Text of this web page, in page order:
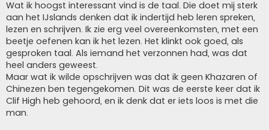
Wat ik hoogst interessant vind is de taal. Die doet mij sterk
aan het IJslands denken dat ik indertijd heb leren spreken,
lezen en schrijven. Ik zie erg veel overeenkomsten, met een
beetje oefenen kan ik het lezen. Het klinkt ook goed, als
gesproken taal. Als iemand het verzonnen had, was dat
heel anders geweest.
Maar wat ik wilde opschrijven was dat ik geen Khazaren of
Chinezen ben tegengekomen. Dit was de eerste keer dat ik
Clif High heb gehoord, en ik denk dat er iets loos is met die
man.